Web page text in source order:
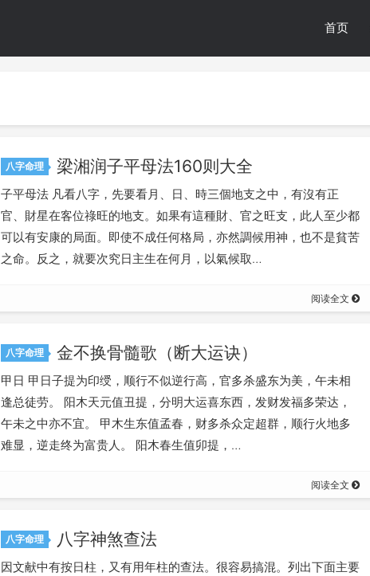
首页
八字命理 梁湘润子平母法160则大全
子平母法 凡看八字，先要看月、日、時三個地支之中，有沒有正
官、財星在客位祿旺的地支。如果有這種財、官之旺支，此人至少都
可以有安康的局面。即使不成任何格局，亦然調候用神，也不是貧苦
之命。反之，就要次究日主生在何月，以氣候取…
阅读全文
八字命理 金不换骨髓歌（断大运诀）
甲日 甲日子提为印绶，顺行不似逆行高，官多杀盛东为美，午未相
逢总徒劳。 阳木天元值丑提，分明大运喜东西，发财发福多荣达，
午未之中亦不宜。 甲木生东值孟春，财多杀众定超群，顺行火地多
难显，逆走终为富贵人。 阳木春生值卯提，…
阅读全文
八字命理 八字神煞查法
因文献中有按日柱，又有用年柱的查法。很容易搞混。列出下面主要